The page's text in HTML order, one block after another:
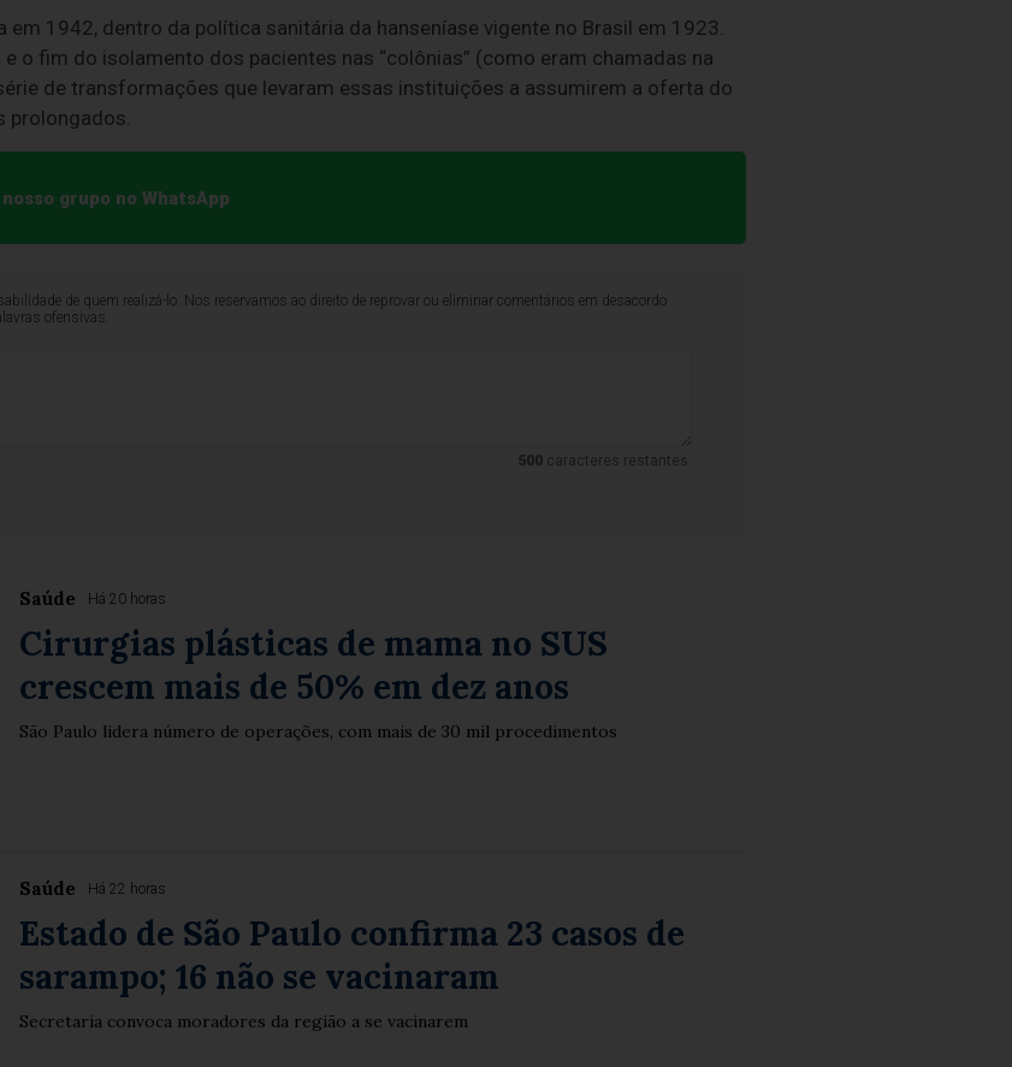
em 1942, dentro da política sanitária da hanseníase vigente no Brasil em 1923.
o fim do isolamento dos pacientes nas “colônias” (como eram chamadas na
de transformações que levaram essas instituições a assumirem a oferta do
prolongados.
grupo no WhatsApp
de quem realizá-lo. Nos reservamos ao direito de reprovar ou eliminar comentários em desacordo
ofensivas.
500 caracteres restantes.
Saúde Há 20 horas
Cirurgias plásticas de mama no SUS
crescem mais de 50% em dez anos
São Paulo lidera número de operações, com mais de 30 mil procedimentos
Saúde Há 22 horas
Estado de São Paulo confirma 23 casos de
sarampo; 16 não se vacinaram
Secretaria convoca moradores da região a se vacinarem